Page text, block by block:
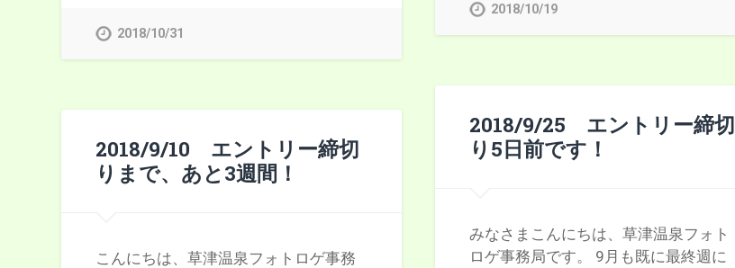
2018/10/31
2018/10/19
2018/9/25 エントリー締切
り5日前です！
みなさまこんにちは、草津温泉フォト
ロゲ事務局です。 9月も既に最終週に
2018/9/10 エントリー締切
りまで、あと3週間！
こんにちは、草津温泉フォトロゲ事務